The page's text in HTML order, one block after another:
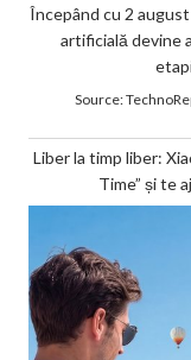
Începând cu 2
artificială devine
Source:
Liber la timp liber:
Time” și te